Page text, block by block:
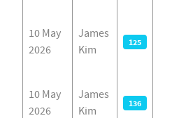
10 May
2026
James
Kim
125
10 May
2026
James
Kim
136